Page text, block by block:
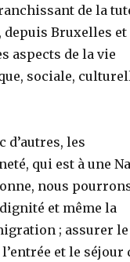
de la
depuis Bruxelles et
aspects de la vie
sociale,
d’autres, les
qui est à une
nous
et même la
; assurer le
et le séjour